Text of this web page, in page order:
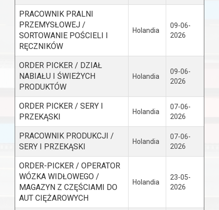
PRACOWNIK PRALNI
PRZEMYSŁOWEJ /
SORTOWANIE POŚCIELI I
RĘCZNIKÓW
Holandia
09-06-
2026
ORDER PICKER / DZIAŁ
NABIAŁU I ŚWIEŻYCH
PRODUKTÓW
Holandia
09-06-
2026
ORDER PICKER / SERY I
PRZEKĄSKI
Holandia
07-06-
2026
PRACOWNIK PRODUKCJI /
SERY I PRZEKĄSKI
Holandia
07-06-
2026
ORDER-PICKER / OPERATOR
WÓZKA WIDŁOWEGO /
MAGAZYN Z CZĘŚCIAMI DO
AUT CIĘŻAROWYCH
Holandia
23-05-
2026